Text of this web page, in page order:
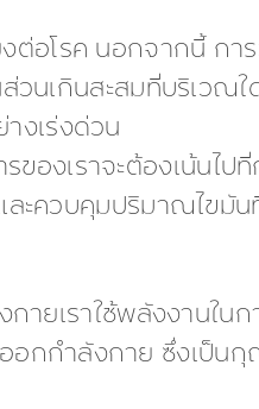
ต่อโรค นอกจากนี้ กา
วนเกินสะสมที่บริเวณ
งเร่งด่วน
องเราจะต้องเน้นไป
ละควบคุมปริมาณไขมัน
ายเราใช้พลังงานใน
ออกกำลังกาย ซึ่งเป็